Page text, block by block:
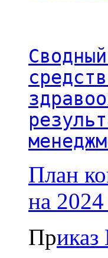
План
на 2024
Пр